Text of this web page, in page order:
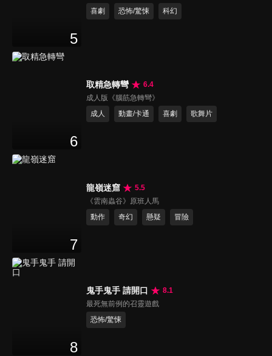
5
喜劇
恐怖/驚悚 科幻
6
取精急轉彎
6.4
成人版《腦筋急轉彎》
成人
動畫/卡通 喜劇 歌舞片
7
龍嶺迷窟
5.5
《雲南蟲谷》原班人馬
動作
奇幻 懸疑 冒險
8
鬼手鬼手 請開口
8.1
最死無前例的召靈遊戲
恐怖/驚悚